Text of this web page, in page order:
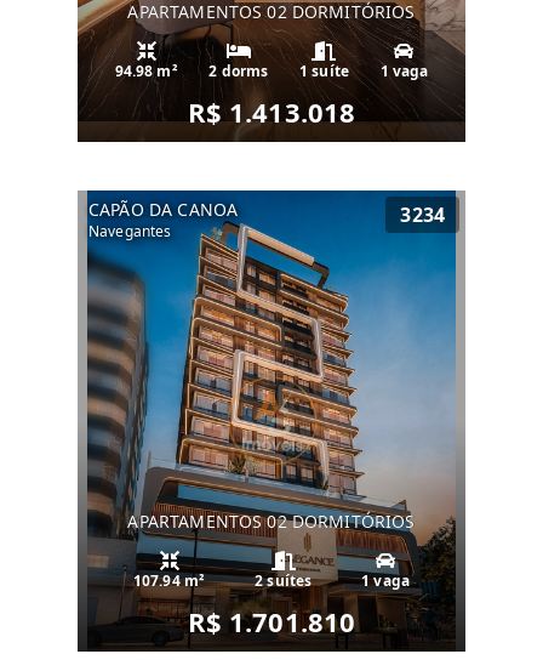
APARTAMENTOS 02 DORMITÓRIOS
94.98 m² 2 dorms 1 suíte 1 vaga
R$ 1.413.018
CAPÃO DA CANOA
Navegantes
3234
APARTAMENTOS 02 DORMITÓRIOS
107.94 m² 2 suítes 1 vaga
R$ 1.701.810